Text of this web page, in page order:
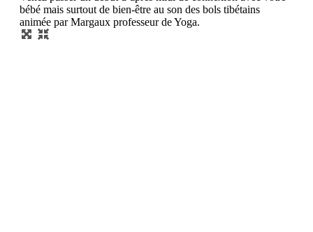
bébé mais surtout de bien-être au son des bols tibétains
animée par Margaux professeur de Yoga.